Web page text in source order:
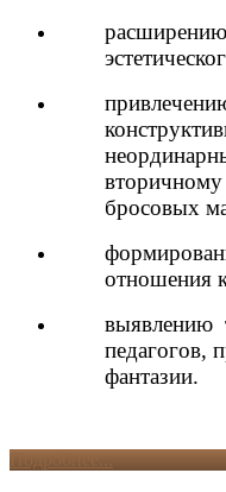
расширению
бросовых
отношения
выявлению
педагогов,
фантазии.
Подробнее...